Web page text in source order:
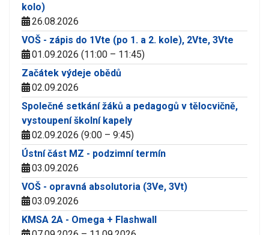
kolo)
26.08.2026
VOŠ - zápis do 1Vte (po 1. a 2. kole), 2Vte, 3Vte
01.09.2026 (11:00 – 11:45)
Začátek výdeje obědů
02.09.2026
Společné setkání žáků a pedagogů v tělocvičně,
vystoupení školní kapely
02.09.2026 (9:00 – 9:45)
Ústní část MZ - podzimní termín
03.09.2026
VOŠ - opravná absolutoria (3Ve, 3Vt)
03.09.2026
KMSA 2A - Omega + Flashwall